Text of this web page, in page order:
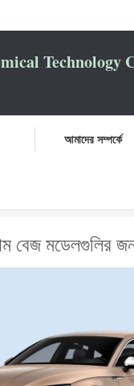
Technology
আমাদের সম্পর্কে
মডেলগুলির